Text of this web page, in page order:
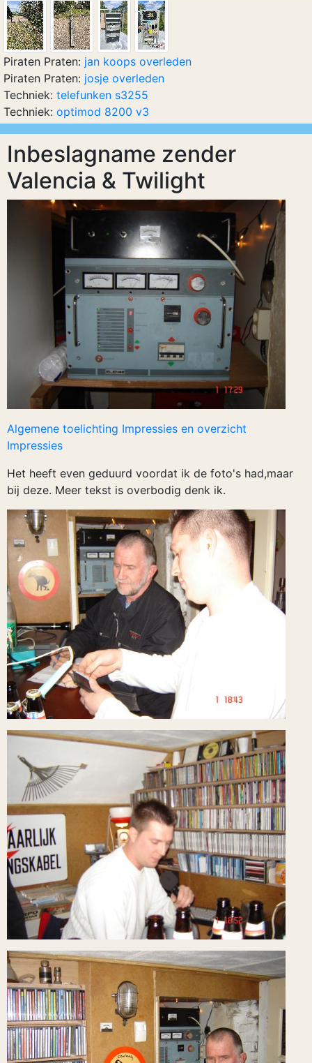
Inbeslagname zender
Valencia & Twilight
Algemene toelichting Impressies en overzicht
Impressies
Het heeft even geduurd voordat ik de foto's had,maar
bij deze. Meer tekst is overbodig denk ik.
Piraten Praten: jan koops overleden
Piraten Praten: josje overleden
Techniek: telefunken s3255
Techniek: optimod 8200 v3